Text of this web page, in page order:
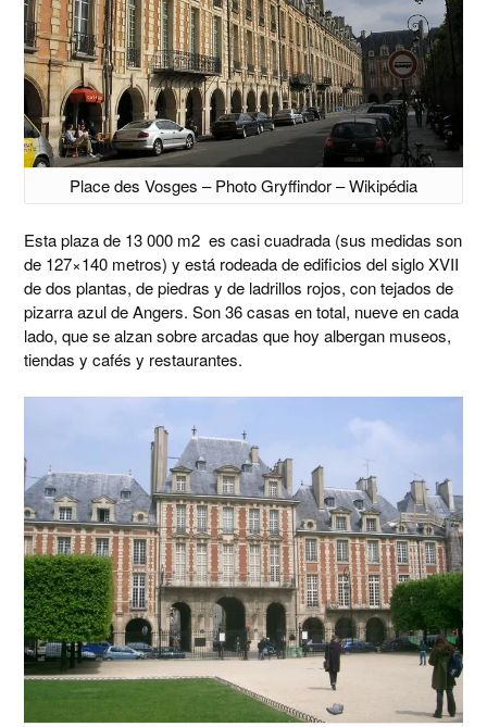
Place des Vosges – Photo Gryffindor – Wikipédia
Esta plaza de 13 000 m2 es casi cuadrada (sus medidas son
de 127×140 metros) y está rodeada de edificios del siglo XVII
de dos plantas, de piedras y de ladrillos rojos, con tejados de
pizarra azul de Angers. Son 36 casas en total, nueve en cada
lado, que se alzan sobre arcadas que hoy albergan museos,
tiendas y cafés y restaurantes.